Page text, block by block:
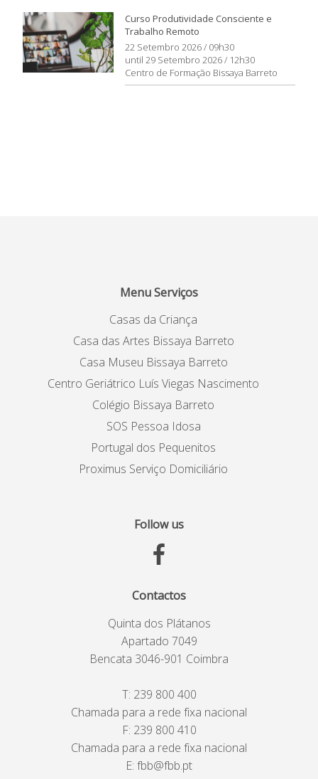
Curso Produtividade Consciente e
Trabalho Remoto
22 Setembro 2026 / 09h30
until 29 Setembro 2026 / 12h30
Centro de Formação Bissaya Barreto
Menu Serviços
Casas da Criança
Casa das Artes Bissaya Barreto
Casa Museu Bissaya Barreto
Centro Geriátrico Luís Viegas Nascimento
Colégio Bissaya Barreto
SOS Pessoa Idosa
Portugal dos Pequenitos
Proximus Serviço Domiciliário
Follow us
Contactos
Quinta dos Plátanos
Apartado 7049
Bencata 3046-901 Coimbra
T: 239 800 400
Chamada para a rede fixa nacional
F: 239 800 410
Chamada para a rede fixa nacional
E: fbb@fbb.pt